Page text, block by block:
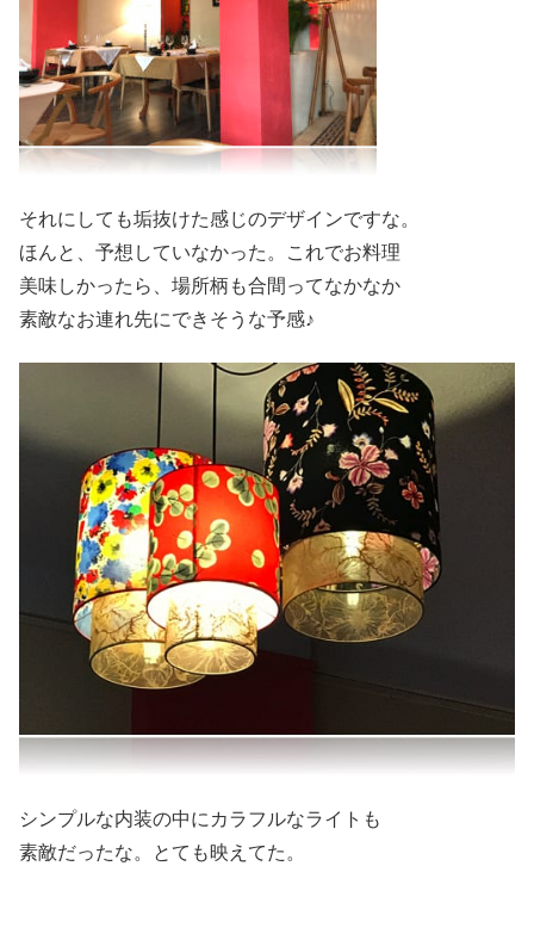
それにしても垢抜けた感じのデザインですな。
ほんと、予想していなかった。これでお料理
美味しかったら、場所柄も合間ってなかなか
素敵なお連れ先にできそうな予感♪
シンプルな内装の中にカラフルなライトも
素敵だったな。とても映えてた。